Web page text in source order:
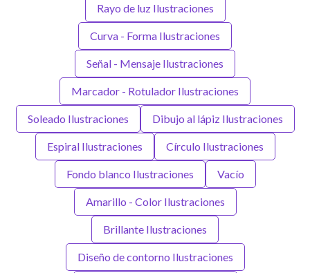
Rayo de luz Ilustraciones
Curva - Forma Ilustraciones
Señal - Mensaje Ilustraciones
Marcador - Rotulador Ilustraciones
Soleado Ilustraciones Dibujo al lápiz Ilustraciones
Espiral Ilustraciones Círculo Ilustraciones
Fondo blanco Ilustraciones Vacío
Amarillo - Color Ilustraciones
Brillante Ilustraciones
Diseño de contorno Ilustraciones